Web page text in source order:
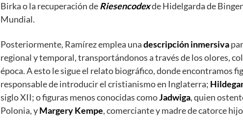
Birka o la recuperación deRiesencodexde Hidelgarda de
Mundial.
Posteriormente, Ramírez emplea unadescripción inmersiva
regional y temporal, transportándonos a través de los olores,
época. A esto le sigue el relato biográfico, donde encontramos
responsable de introducir el cristianismo en Inglaterra;
siglo XII; o figuras menos conocidas comoJadwiga, quien
Polonia, yMargery Kempe, comerciante y madre de catorce